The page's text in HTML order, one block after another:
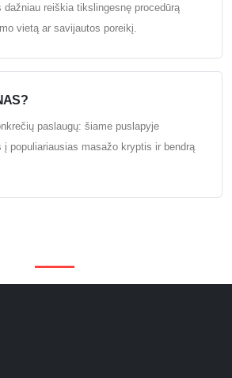
reiškia tikslingesnę procedūrą
vietą ar savijautos poreikį.
paslaugų: šiame puslapyje
į populiariausias masažo kryptis ir bendrą